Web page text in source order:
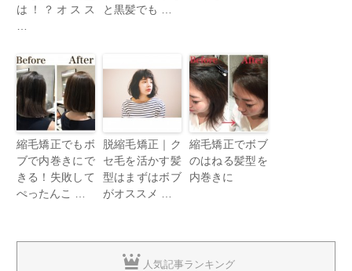
は！？オスス
と黒髪でも …
縮毛矯正でもボ
ブで内巻きにで
きる！失敗して
ぺったんこ …
脱縮毛矯正｜ク
セ毛を活かす髪
型はまずはボブ
がオススメ …
縮毛矯正でボブ
のはねる髪型を
内巻きに
人気記事ランキング